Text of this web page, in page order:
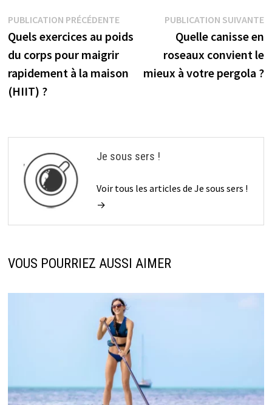
Navigation
de
l’article
PUBLICATION PRÉCÉDENTEPublication
précédente :
Quels exercices au poids
du corps pour maigrir
rapidement à la maison
(HIIT) ?
PUBLICATION SUIVANTE
Quelle canisse en
roseaux convient le
mieux à votre pergola ?
Je sous sers !
Voir tous les articles de Je sous sers !
→
VOUS POURRIEZ AUSSI AIMER